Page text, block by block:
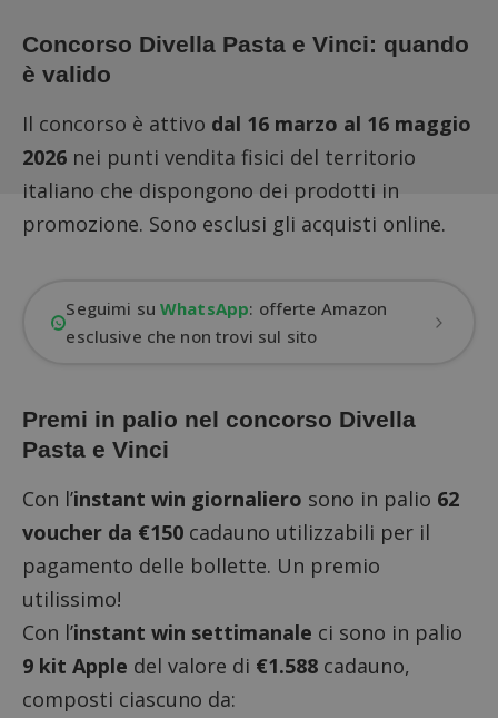
Concorso Divella Pasta e Vinci: quando
è valido
Il concorso è attivo dal 16 marzo al 16 maggio
2026 nei punti vendita fisici del territorio
italiano che dispongono dei prodotti in
promozione. Sono esclusi gli acquisti online.
Seguimi suWhatsApp: offerte Amazon
esclusive che non trovi sul sito
Premi in palio nel concorso Divella
Pasta e Vinci
Con l’instant win giornaliero sono in palio 62
voucher da €150 cadauno utilizzabili per il
pagamento delle bollette. Un premio
utilissimo!
Con l’instant win settimanale ci sono in palio
9 kit Apple del valore di €1.588 cadauno,
composti ciascuno da: